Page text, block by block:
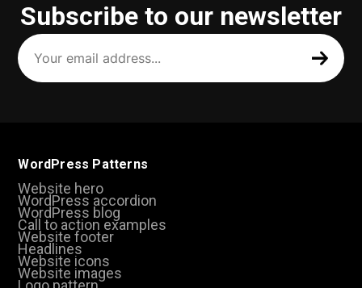
Subscribe to our newsletter
Your
email
address
(Required)
WordPress Patterns
Website hero
WordPress accordion
WordPress blog
Call to action examples
Website footer
Headlines
Website icons
Website images